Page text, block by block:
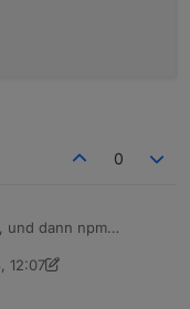
0
und dann npm
0.4.8-Final]
12:07